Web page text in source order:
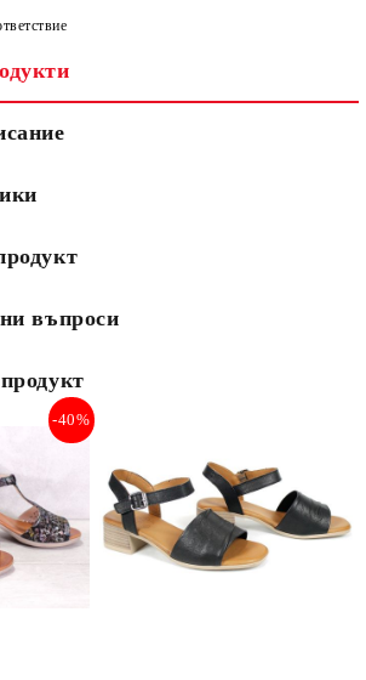
въпроси
-40%